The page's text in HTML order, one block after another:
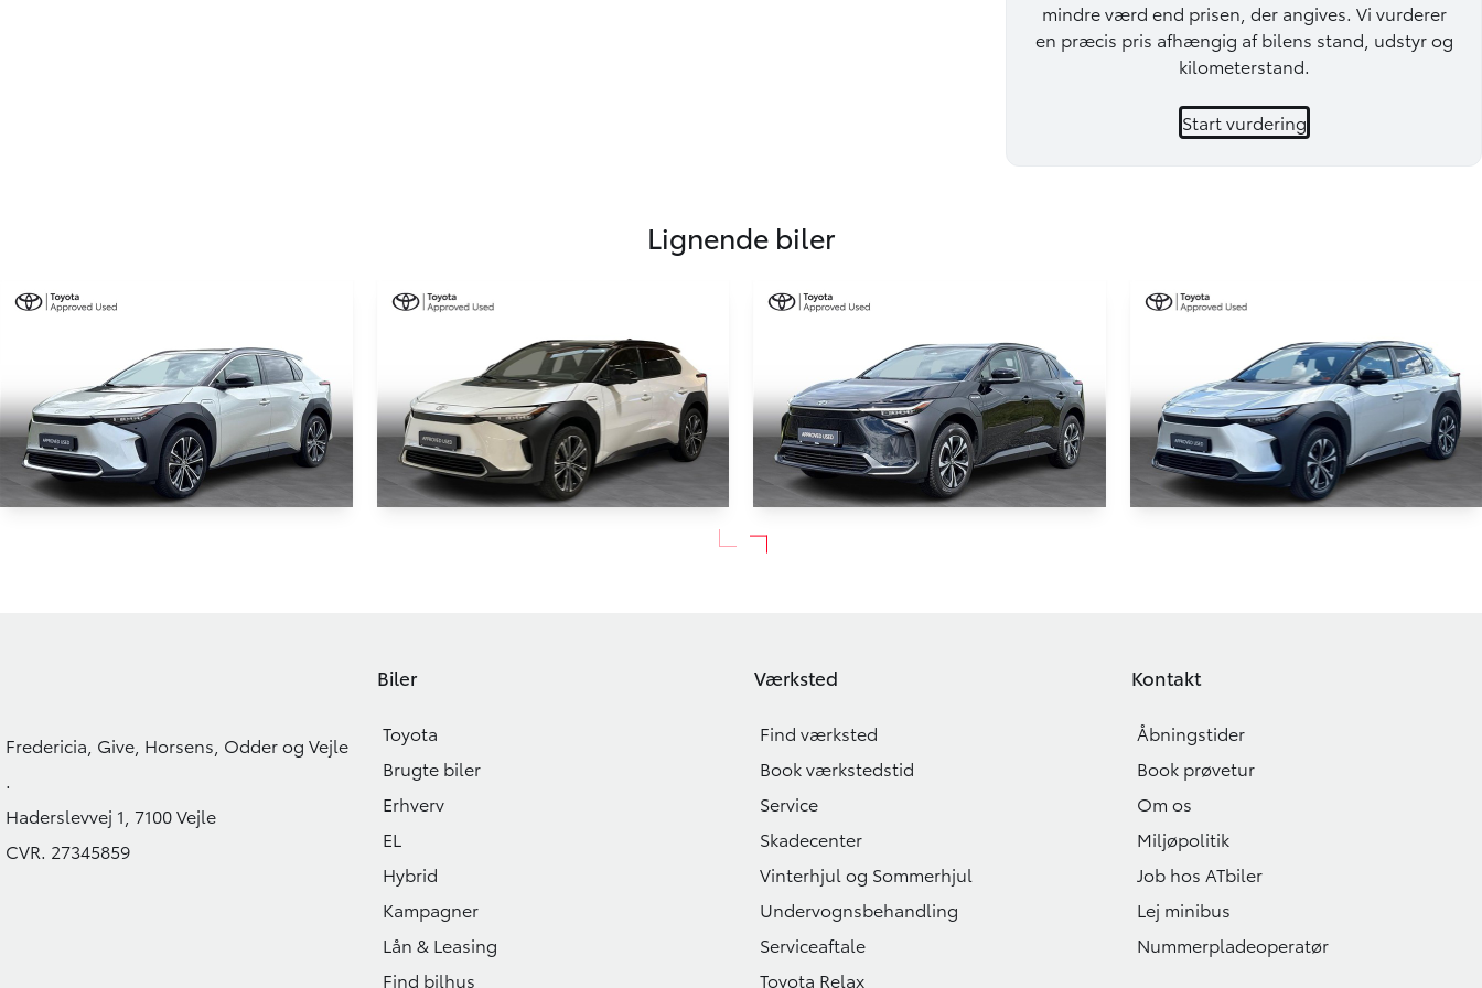
mindre værd end prisen, der angives. Vi vurderer
en præcis pris afhængig af bilens stand, udstyr og
kilometerstand.
Start vurdering
Lignende biler
EL
FINANSIERING
Toyota bZ4X
EL
EL
Fredericia, Give, Horsens, Odder og Vejle
.
Haderslevvej 1, 7100 Vejle
CVR. 27345859
Biler
Toyota
Brugte biler
Erhverv
EL
Hybrid
Kampagner
Lån & Leasing
Find bilhus
Værksted
Find værksted
Book værkstedstid
Service
Skadecenter
Vinterhjul og Sommerhjul
Undervognsbehandling
Serviceaftale
Toyota Relax
Kontakt
Åbningstider
Book prøvetur
Om os
Miljøpolitik
Job hos ATbiler
Lej minibus
Nummerpladeoperatør